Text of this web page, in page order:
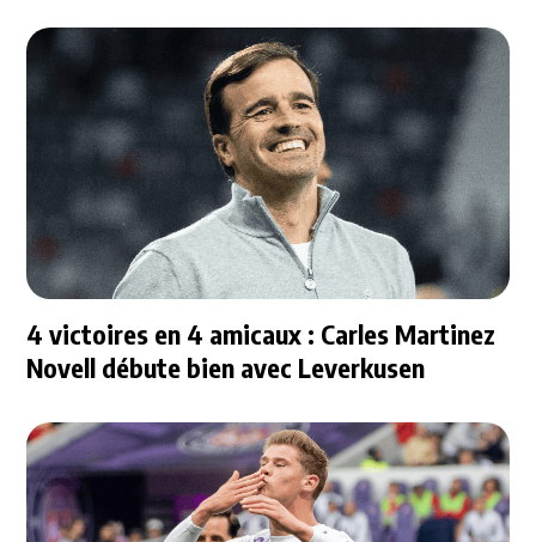
4 victoires en 4 amicaux : Carles Martinez
Novell débute bien avec Leverkusen